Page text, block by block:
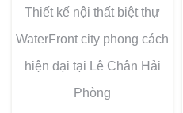
Thiết kế nội thất biệt thự
WaterFront city phong cách
hiện đại tại Lê Chân Hải
Phòng